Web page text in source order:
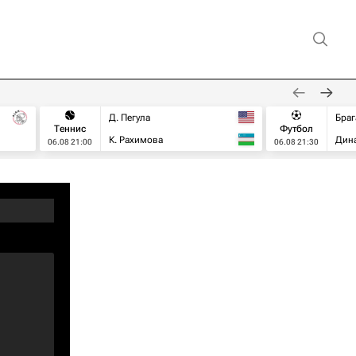
Теннис
06.08 21:00
Д. Пегула
К. Рахимова
Футбол
06.08 21:30